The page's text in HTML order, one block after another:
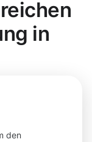
in
den